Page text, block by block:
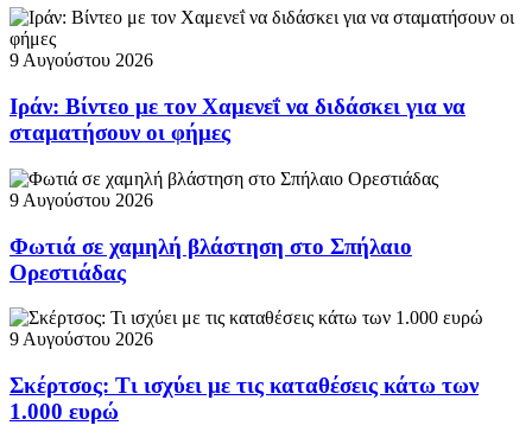
9 Αυγούστου 2026
Ιράν: Βίντεο με τον Χαμενεΐ να διδάσκει για να
σταματήσουν οι φήμες
9 Αυγούστου 2026
Φωτιά σε χαμηλή βλάστηση στο Σπήλαιο
Ορεστιάδας
9 Αυγούστου 2026
Σκέρτσος: Τι ισχύει με τις καταθέσεις κάτω των
1.000 ευρώ